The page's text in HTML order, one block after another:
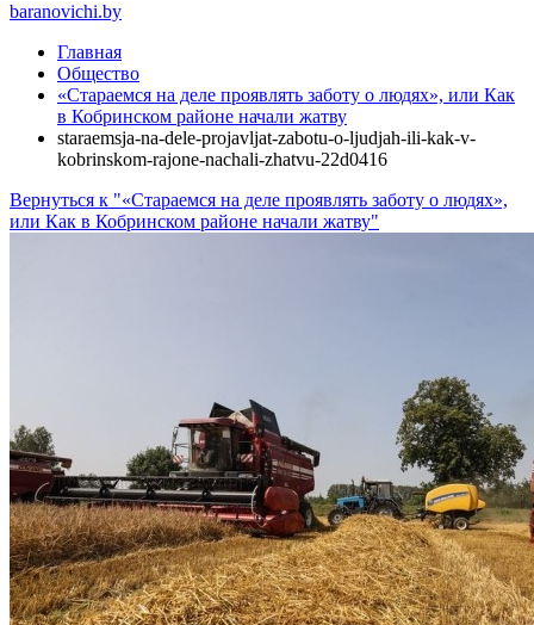
baranovichi.by
Главная
Общество
«Стараемся на деле проявлять заботу о людях», или Как
в Кобринском районе начали жатву
staraemsja-na-dele-projavljat-zabotu-o-ljudjah-ili-kak-v-
kobrinskom-rajone-nachali-zhatvu-22d0416
Вернуться к "«Стараемся на деле проявлять заботу о людях»,
или Как в Кобринском районе начали жатву"